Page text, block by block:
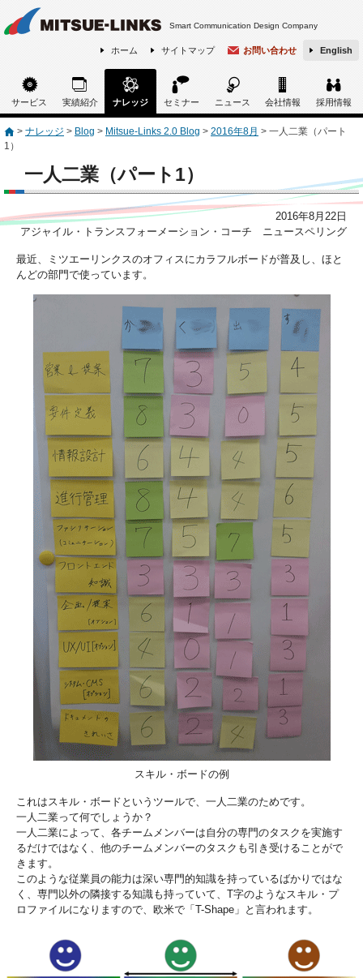
Smart Communication Design Company
ホーム サイトマップ お問い合わせ English
サービス 実績紹介 ナレッジ セミナー ニュース 会社情報 採用情報
> ナレッジ > Blog > Mitsue-Links 2.0 Blog > 2016年8月 > 一人二業（パート
1）
一人二業（パート1）
2016年8月22日
アジャイル・トランスフォーメーション・コーチ ニュースペリング
最近、ミツエーリンクスのオフィスにカラフルボードが普及し、ほと
んどの部門で使っています。
スキル・ボードの例
これはスキル・ボードというツールで、一人二業のためです。
一人二業って何でしょうか？
一人二業によって、各チームメンバーは自分の専門のタスクを実施す
るだけではなく、他のチームメンバーのタスクも引き受けることがで
きます。
このような従業員の能力は深い専門的知識を持っているばかりではな
く、専門以外の隣接する知識も持っていて、T字のようなスキル・プ
ロファイルになりますので、欧米で「T-Shape」と言われます。